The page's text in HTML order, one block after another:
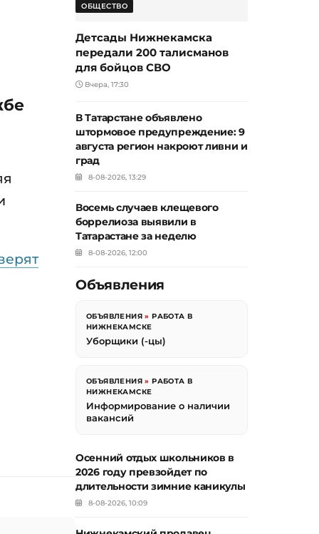
ОБЩЕСТВО
Детсады Нижнекамска
передали 200 талисманов
для бойцов СВО
Вчера, 17:30
В Татарстане объявлено
штормовое предупреждение: 9
августа регион накроют ливни и
град
8-08-2026, 13:29
Восемь случаев клещевого
боррелиоза выявили в
Татарастане за неделю
8-08-2026, 12:00
Объявления
ОБЪЯВЛЕНИЯ »РАБОТА В
НИЖНЕКАМСКЕ
Уборщики (-цы)
ОБЪЯВЛЕНИЯ »РАБОТА В
НИЖНЕКАМСКЕ
Информирование о наличии
вакансий
Осенний отдых школьников в
2026 году превзойдет по
длительности зимние каникулы
8-08-2026, 10:09